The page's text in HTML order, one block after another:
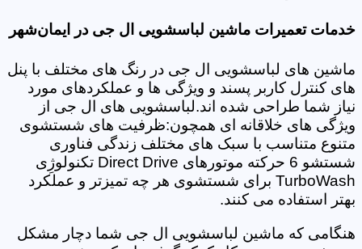
خدمات تعمیرات ماشین لباسشویی ال جی در ایمان‌شهر
ماشین های لباسشویی ال جی در رنگ های مختلف با پنل
های کنترل کاربر پسند و ویژگی ها و عملکردهای مورد
نیاز شما طراحی شده اند.لباسشویی های ال جی از
ویژگی های خلاقانه ای همچون:ظرفیت های شستشوی
متنوع متناسب با سبک های مختلف زندگی فناوری
شستشو 6 حرکته موتورهای Direct Drive تکنولوژِی
TurboWash برای شستشوی هر چه تمیزتر و عملکرد
بهتر استفاده می کنند.
هنگامی که ماشین لباسشویی ال جی شما دچار مشکل